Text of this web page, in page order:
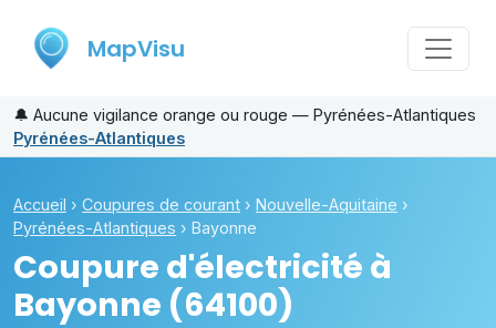
MapVisu
🔔 Aucune vigilance orange ou rouge — Pyrénées-Atlantiques
Pyrénées-Atlantiques
Accueil › Coupures de courant › Nouvelle-Aquitaine ›
Pyrénées-Atlantiques › Bayonne
Coupure d'électricité à
Bayonne (64100)